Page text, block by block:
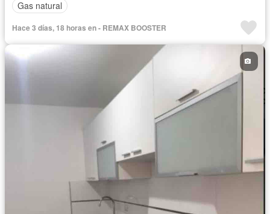
Gas natural
Hace 3 días, 18 horas en - REMAX BOOSTER